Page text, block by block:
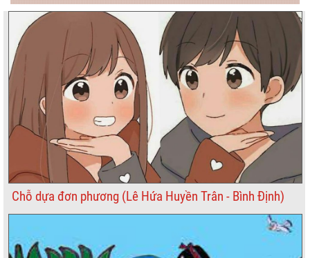
Chỗ dựa đơn phương (Lê Hứa Huyền Trân - Bình Định)